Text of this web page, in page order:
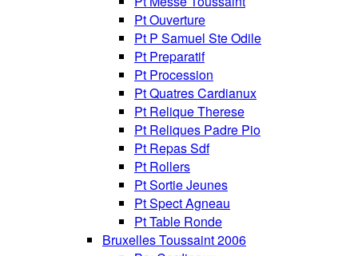
Pt Ouverture
Pt P Samuel Ste Odile
Pt Preparatif
Pt Procession
Pt Quatres Cardianux
Pt Relique Therese
Pt Reliques Padre Pio
Pt Repas Sdf
Pt Rollers
Pt Sortie Jeunes
Pt Spect Agneau
Pt Table Ronde
Bruxelles Toussaint 2006